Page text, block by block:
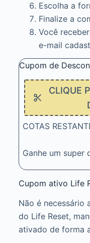
Escolha a
Finalize a
Você
e-mail
Cupom de
CLIQUE
COTAS
Ganhe um super
Cupom ativo Life
Não é necessário
do Life Reset,
ativado de forma